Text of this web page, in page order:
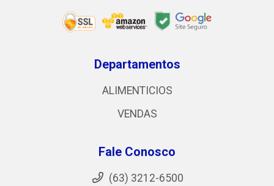
Departamentos
ALIMENTICIOS
VENDAS
Fale Conosco
(63) 3212-6500